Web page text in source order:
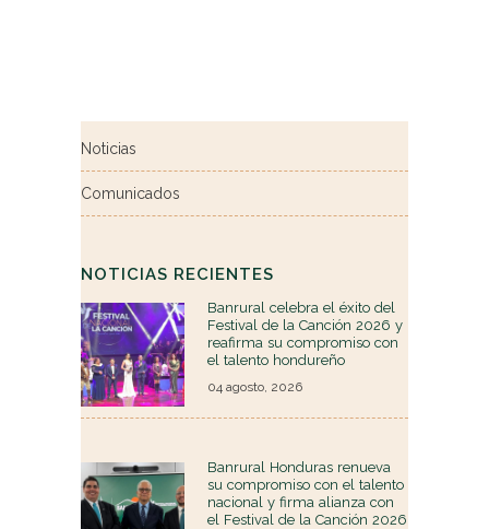
Noticias
Comunicados
NOTICIAS RECIENTES
Banrural celebra el éxito del
Festival de la Canción 2026 y
reafirma su compromiso con
el talento hondureño
04 agosto, 2026
Banrural Honduras renueva
su compromiso con el talento
nacional y firma alianza con
el Festival de la Canción 2026